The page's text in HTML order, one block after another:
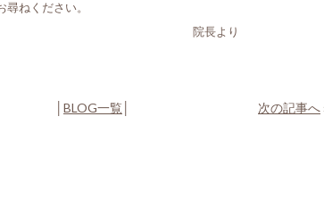
ねください。
より
BLOG一覧 次の記事へ